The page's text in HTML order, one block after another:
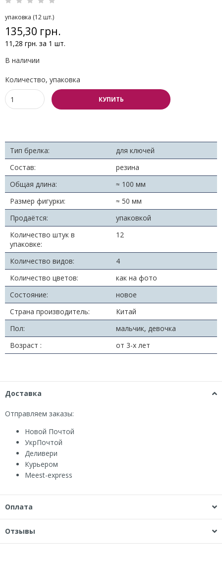
упаковка (12 шт.)
135,30 грн.
11,28 грн. за 1 шт.
В наличии
Количество, упаковка
КУПИТЬ
Тип брелка:
для ключей
Состав:
резина
Общая длина:
≈ 100 мм
Размер фигурки:
≈ 50 мм
Продаётся:
упаковкой
Количество штук в
упаковке:
12
Количество видов:
4
Количество цветов:
как на фото
Состояние:
новое
Страна производитель:
Китай
Пол:
мальчик, девочка
Возраст :
от 3-х лет
Доставка
Отправляем заказы:
Новой Почтой
УкрПочтой
Деливери
Курьером
Мeest-express
Оплата
Отзывы